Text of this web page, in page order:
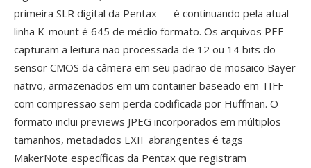
primeira SLR digital da Pentax — é continuando pela atual
linha K-mount é 645 de médio formato. Os arquivos PEF
capturam a leitura não processada de 12 ou 14 bits do
sensor CMOS da câmera em seu padrão de mosaico Bayer
nativo, armazenados em um container baseado em TIFF
com compressão sem perda codificada por Huffman. O
formato inclui previews JPEG incorporados em múltiplos
tamanhos, metadados EXIF abrangentes é tags
MakerNote específicas da Pentax que registram